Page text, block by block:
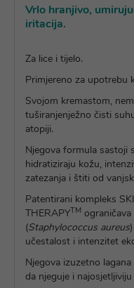
Vrlo hranjivo,
iritacija.
Za lice i tijelo.
Primjereno za upotrebu
Svojom kremastom,
tuširanjenježno čisti
atopiji.
Njegova formula sastoji
hidratiziraju kožu,
zatezanja i štiti od
Patentirani kompleks
THERAPYTM
(Staphylococcus aureus
učestalost i intenzitet
Njegova izuzetno
da njeguje i